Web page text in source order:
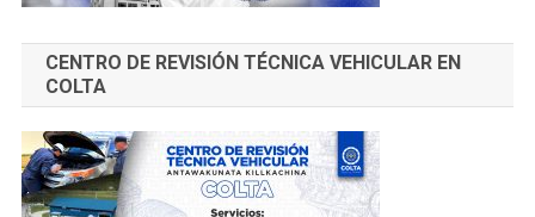
CENTRO DE REVISIÓN TÉCNICA VEHICULAR EN
COLTA